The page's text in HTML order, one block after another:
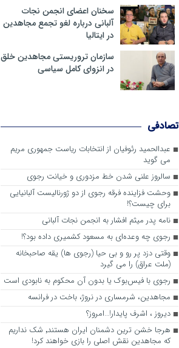
سخنان اعضای انجمن نجات
آلبانی درباره لغو تجمع مجاهدین
در ایتالیا
سازمان تروریستی مجاهدین خلق
در انزوای کامل سیاسی
تصادفی
عبدالحمید رئوفیان از انتخابات ریاست جمهوری مریم
می گوید
سالروز علنی شدن خط مزدوری و خیانت رجوی
وحشت فزاینده فرقه رجوی از دو ژورنالیست آلبانیایی
برای چیست؟!
نامه پدر میثم افشار به انجمن نجات آلبانی
رجوی چه وعده‌ای به مسعود کشمیری داده بود؟!
وقتی دزد پر رو و بی حیا (رجوی ها) یقه صاحبخانه
(ملت عراق) را می گیرد
رجوی با فیس‌بوک یا بدون آن محکوم به نابودی است
مجاهدین، شرم‎ساری در نروژ، باخت در فرانسه
ديروز ، اشرف پايدار!…امروز؟
هرجا خشن ترین دشمنان ایران هستند٬ شک نداریم
که مجاهدین نقش اصلی را بازی خواهند کرد!